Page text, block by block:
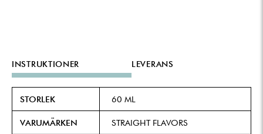
INSTRUKTIONER LEVERANS
STORLEK 60 ML
VARUMÄRKEN STRAIGHT FLAVORS